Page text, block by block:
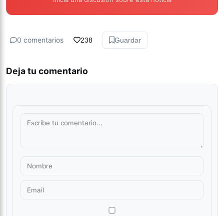
0 comentarios 238 Guardar
Deja tu comentario